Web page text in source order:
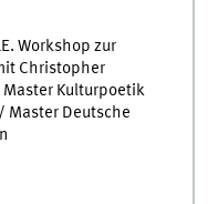
Workshop zur
Christopher
Kulturpoetik
Master Deutsche